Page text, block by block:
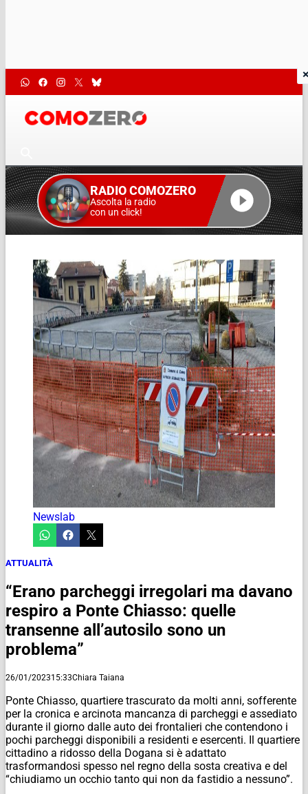
RADIO COMOZERO
Ascolta la radio
con un click!
Newslab
ATTUALITÀ
“Erano parcheggi irregolari ma davano
respiro a Ponte Chiasso: quelle
transenne all’autosilo sono un
problema”
26/01/202315:33Chiara Taiana
Ponte Chiasso, quartiere trascurato da molti anni, sofferente
per la cronica e arcinota mancanza di parcheggi e assediato
durante il giorno dalle auto dei frontalieri che contendono i
pochi parcheggi disponibili a residenti e esercenti. Il quartiere
cittadino a ridosso della Dogana si è adattato
trasformandosi spesso nel regno della sosta creativa e del
“chiudiamo un occhio tanto qui non da fastidio a nessuno”.